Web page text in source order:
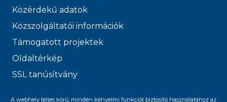
Közérdekű adatok
Közszolgáltatói információk
Támogatott projektek
Oldaltérkép
SSL tanúsítvány
© 2026 FŐVÁROSI
A webhely teljes körű, minden kényelmi funkciót biztosító használatához az